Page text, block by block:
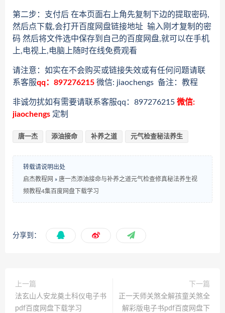
第二步：支付后 在本页面右上角先复制下边的提取密码,
然后点下载,会打开百度网盘链接地址 输入刚才复制的密
码 然后将文件选中保存到自己的百度网盘,就可以在手机
上,电视上,电脑上随时在线免费观看
请注意：如实在不会购买或链接失效或有任何问题请联
系客服qq：897276215 微信: jiaochengs 备注：教程
非诚勿扰如有需要请联系客服qq：897276215 微信:
jiaochengs 定制
唐一杰 添油接命 补养之道 元气检查秘法养生
转载请说明出处
启杰教程网 » 唐一杰添油接命与补养之道元气检查修真秘法养生视
频教程4集百度网盘下载学习
分享到：
上一篇
法玄山人安龙奠土科仪电子书
pdf百度网盘下载学习
下一篇
正一天师关煞全解孩童关煞全
解彩版电子书pdf百度网盘下